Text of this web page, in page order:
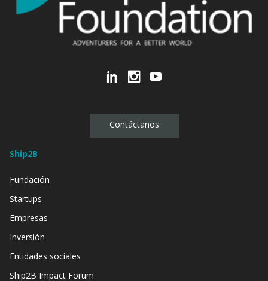
Contáctanos
Ship2B
Fundación
Startups
Empresas
Inversión
Entidades sociales
Ship2B Impact Forum